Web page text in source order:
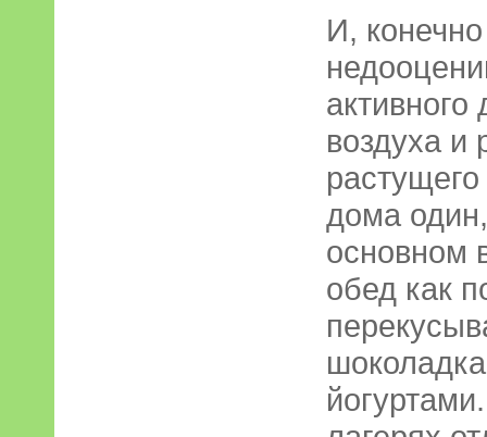
И,
воздуха и
дома
основном
обед как